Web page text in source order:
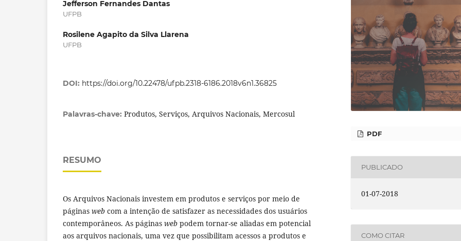
Jefferson Fernandes Dantas
UFPB
Rosilene Agapito da Silva Llarena
UFPB
DOI: https://doi.org/10.22478/ufpb.2318-6186.2018v6n1.36825
Palavras-chave: Produtos, Serviços, Arquivos Nacionais, Mercosul
RESUMO
Os Arquivos Nacionais investem em produtos e serviços por meio de
páginas web com a intenção de satisfazer as necessidades dos usuários
contemporâneos. As páginas web podem tornar-se aliadas em potencial
aos arquivos nacionais, uma vez que possibilitam acessos a produtos e
PDF
PUBLICADO
01-07-2018
COMO CITAR